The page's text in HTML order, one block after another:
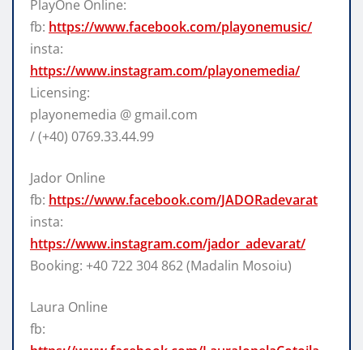
PlayOne Online:
fb: https://www.facebook.com/playonemusic/
insta:
https://www.instagram.com/playonemedia/
Licensing:
playonemedia @ gmail.com
/ (+40) 0769.33.44.99
Jador Online
fb: https://www.facebook.com/JADORadevarat
insta:
https://www.instagram.com/jador_adevarat/
Booking: +40 722 304 862 (Madalin Mosoiu)
Laura Online
fb: